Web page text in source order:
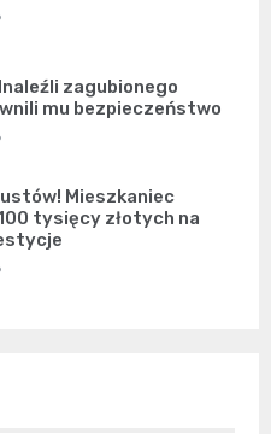
zagubionego
mu bezpieczeństwo
Mieszkaniec
tysięcy złotych na